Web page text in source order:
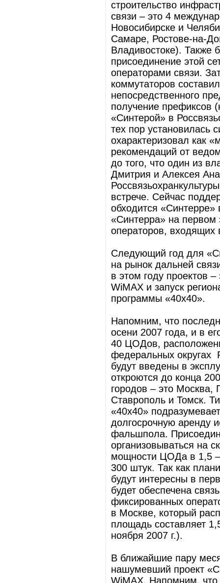
строительство
связи – это 4
Новосибирске и
Самаре, Ростове-на-
Владивостоке). Также
присоединение этой
операторами связи.
коммутаторов
непосредственного
получение префиксов
«Синтерой» в
тех пор установилась
охарактеризовал как
рекомендаций от
до того, что один из
Дмитрия и Алексея
встрече. Сейчас
обходится
«Синтерра» на первом
операторов, входящих
Следующий год для
на рынок дальней
в этом году проектов –
WiMAX и запуск
программы «40х40».
Напомним, что
осени 2007 года, и в
40 ЦОДов,
федеральных округах
будут введены в
откроются до конца
городов – это Москва,
Ставрополь и Томск.
«40х40»
долгосрочную аренду
фальшпола.
организовываться на
мощности ЦОДа в 1,5 –
300 штук. Так как
будут интересны в
будет обеспечена
фиксированных
в Москве, который
площадь составляет
ноября 2007 г.).
В ближайшие пару
нашумевший проект
WiMAX. Напомним, что